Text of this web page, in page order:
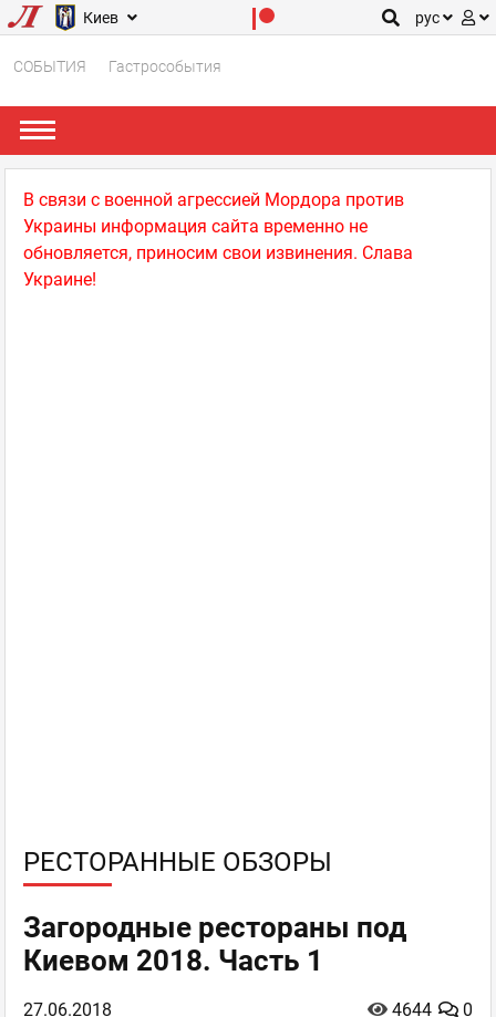
Киев рус
СОБЫТИЯ Гастрособытия
В связи с военной агрессией Мордора против
Украины информация сайта временно не
обновляется, приносим свои извинения. Слава
Украине!
РЕСТОРАННЫЕ ОБЗОРЫ
Загородные рестораны под
Киевом 2018. Часть 1
27.06.2018 0
4644